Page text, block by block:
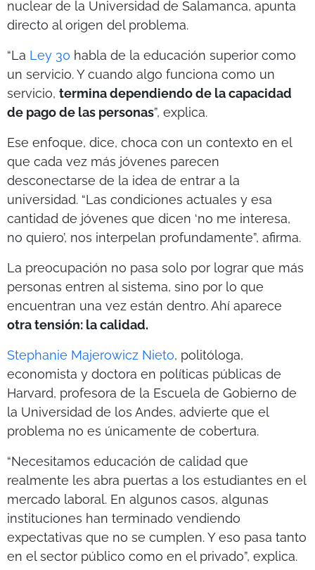
nuclear de la Universidad de Salamanca, apunta
directo al origen del problema.
“La Ley 30 habla de la educación superior como
un servicio. Y cuando algo funciona como un
servicio, termina dependiendo de la capacidad
de pago de las personas”, explica.
Ese enfoque, dice, choca con un contexto en el
que cada vez más jóvenes parecen
desconectarse de la idea de entrar a la
universidad. “Las condiciones actuales y esa
cantidad de jóvenes que dicen ‘no me interesa,
no quiero’, nos interpelan profundamente”, afirma.
La preocupación no pasa solo por lograr que más
personas entren al sistema, sino por lo que
encuentran una vez están dentro. Ahí aparece
otra tensión: la calidad.
Stephanie Majerowicz Nieto, politóloga,
economista y doctora en políticas públicas de
Harvard, profesora de la Escuela de Gobierno de
la Universidad de los Andes, advierte que el
problema no es únicamente de cobertura.
“Necesitamos educación de calidad que
realmente les abra puertas a los estudiantes en el
mercado laboral. En algunos casos, algunas
instituciones han terminado vendiendo
expectativas que no se cumplen. Y eso pasa tanto
en el sector público como en el privado”, explica.